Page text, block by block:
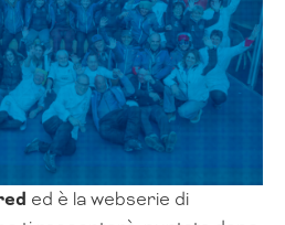
ed è la webserie di